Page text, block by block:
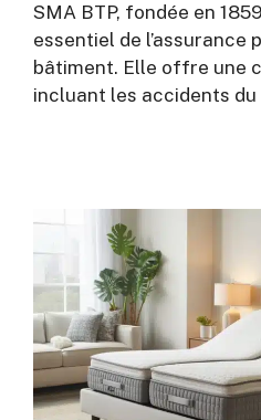
SMA BTP, fondée en
essentiel de l’assurance
bâtiment. Elle offre une
incluant les accidents du